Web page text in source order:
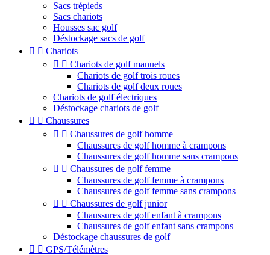
Sacs trépieds
Sacs chariots
Housses sac golf
Déstockage sacs de golf
  Chariots
  Chariots de golf manuels
Chariots de golf trois roues
Chariots de golf deux roues
Chariots de golf électriques
Déstockage chariots de golf
  Chaussures
  Chaussures de golf homme
Chaussures de golf homme à crampons
Chaussures de golf homme sans crampons
  Chaussures de golf femme
Chaussures de golf femme à crampons
Chaussures de golf femme sans crampons
  Chaussures de golf junior
Chaussures de golf enfant à crampons
Chaussures de golf enfant sans crampons
Déstockage chaussures de golf
  GPS/Télémètres